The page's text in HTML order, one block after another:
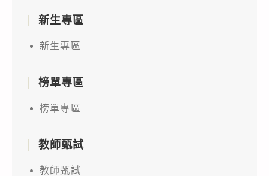
新生專區
新生專區
榜單專區
榜單專區
教師甄試
教師甄試